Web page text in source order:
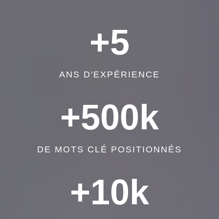
+5
ANS D'EXPÉRIENCE
+500k
DE MOTS CLÉ POSITIONNÉS
+10k